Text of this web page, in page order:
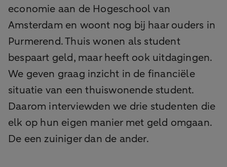
economie aan de Hogeschool van
Amsterdam en woont nog bij haar ouders in
Purmerend. Thuis wonen als student
bespaart geld, maar heeft ook uitdagingen.
We geven graag inzicht in de financiële
situatie van een thuiswonende student.
Daarom interviewden we drie studenten die
elk op hun eigen manier met geld omgaan.
De een zuiniger dan de ander.